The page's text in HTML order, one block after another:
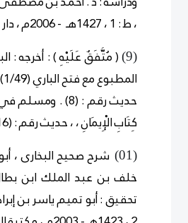
، ط : 1 ، 1427هـ - 2006م ، دار التدمرية .
(
9
) ( مُتَّفَقٌ عَلَيْهِ ) : أخرجه :
كِتَابِ الْإِيمَانِ ، ، حديث رقم : (16)
(
01
) شرح صحيح البخارى ،